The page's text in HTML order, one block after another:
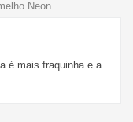
Neon
é mais fraquinha e a